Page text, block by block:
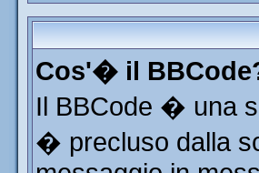
Cos'� il
Il BBCode � una
� precluso dalla